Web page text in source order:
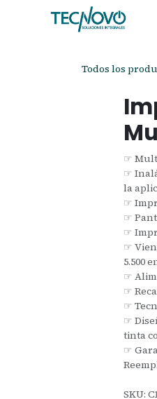
Todos los
☞
☞
la
☞
☞
☞
☞
5.500
☞
☞
☞
☞
tinta
☞
SKU: